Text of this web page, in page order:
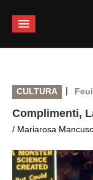
CULTURA |
Complimenti,
/ Mariarosa